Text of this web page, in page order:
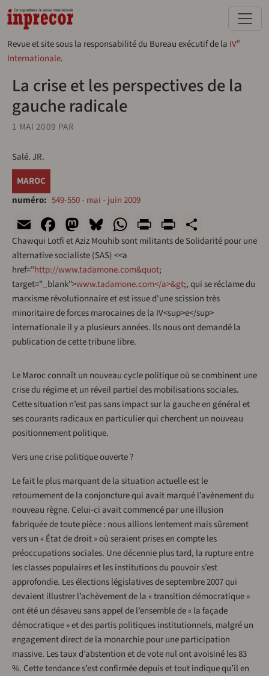
Aller au contenu principal
Revue et site sous la responsabilité du Bureau exécutif de la IVe
Internationale.
La crise et les perspectives de la
gauche radicale
1 MAI 2009 PAR
Salé. JR.
MAROC
numéro
549-550 - mai - juin 2009
EmailFacebook
Mastodon
Bluesky
WhatsApp
Print
Chawqui Lotfi et Aziz Mouhib sont militants de Solidarité pour une
alternative socialiste (SAS) <<a
href="http://www.tadamone.com&quot;
target="_blank">www.tadamone.com</a>&gt;, qui se réclame du
marxisme révolutionnaire et est issue d'une scission très
minoritaire de forces marocaines de la IV<sup>e</sup>
internationale il y a plusieurs années. Ils nous ont demandé la
publication de cette tribune libre.
Le Maroc connaît un nouveau cycle politique où se combinent une
crise du régime et un réveil partiel des mobilisations sociales.
Cette situation n’est pas sans impact sur la gauche en général et
ses courants radicaux en particulier qui cherchent un nouveau
positionnement politique.
Vers une crise politique ouverte ?
Le fait le plus marquant de la situation actuelle est le
retournement de la conjoncture qui avait marqué l’avènement du
nouveau règne. Celui-ci avait commencé par une illusion
fabriquée de toute pièce : nous allions lentement mais sûrement
vers un « État de droit » où seraient prises en compte les
préoccupations sociales. Une décennie plus tard, la rupture entre
les classes populaires et les institutions du pouvoir s’est
approfondie. Les élections législatives de septembre 2007 qui
devaient illustrer l’achèvement de la « transition démocratique »
ont été un désaveu sans appel de l’ensemble de « la façade
démocratique » et des partis politiques institutionnels, malgré un
engagement direct de la monarchie pour une participation
massive. Les taux d’abstention et de vote nul ont avoisiné les 83
%. Cette tendance s’est confirmée depuis et tout indique qu’il en